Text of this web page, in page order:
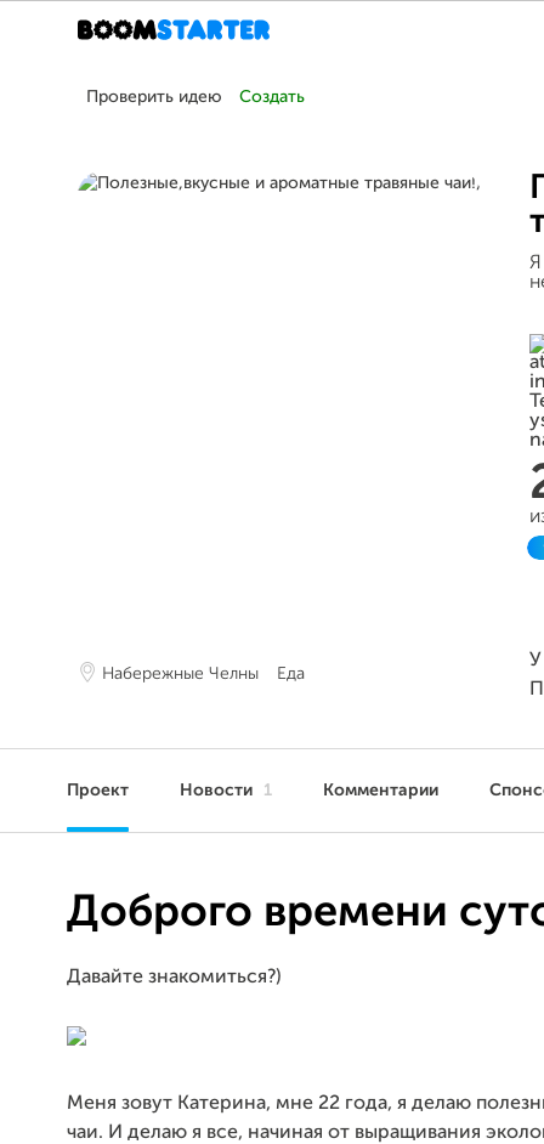
Проверить идею Создать
Набережные Челны Еда
Я
Проект Новости 1 Комментарии
Доброго времени
Давайте знакомиться?)
Меня зовут Катерина, мне 22 года, я делаю
чаи. И делаю я все, начиная от выращивания